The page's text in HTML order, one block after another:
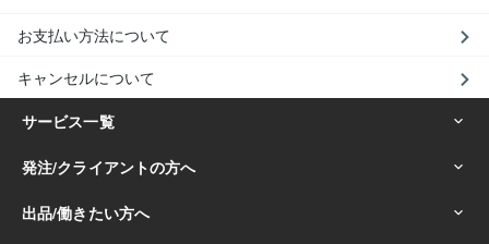
お支払い方法について
キャンセルについて